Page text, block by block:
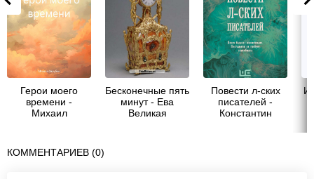
Герои моего
времени -
Михаил
Бесконечные пять
минут - Ева
Великая
Повести л-ских
писателей -
Константин
КОММЕНТАРИЕВ (0)